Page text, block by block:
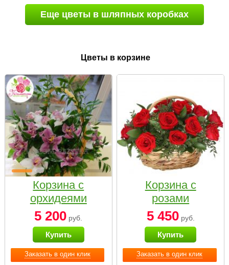
Еще цветы в шляпных коробках
Цветы в корзине
Заказать в один клик
Корзина с
орхидеями
малая
5 200 руб.
Купить
Заказать в один клик
Корзина с
розами
«Красный
Париж»
5 450руб.
Купить